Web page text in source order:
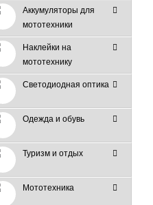
Аккумуляторы для
мототехники
Наклейки на
мототехнику
Светодиодная оптика
Одежда и обувь
Туризм и отдых
Мототехника